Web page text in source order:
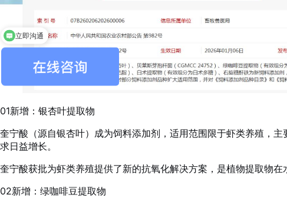
01新增：银杏叶提取物
奎宁酸（源自银杏叶）成为饲料添加剂，适用范围限于虾类养殖，主
求日益增长。
奎宁酸获批为虾类养殖提供了新的抗氧化解决方案，是植物提取物在
02新增：绿咖啡豆提取物
您需要什么产品
立即沟通